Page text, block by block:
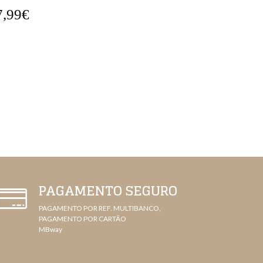
PAGAMENTO SEGURO
PAGAMENTO POR REF. MULTIBANCO,
PAGAMENTO POR CARTÃO
MBway